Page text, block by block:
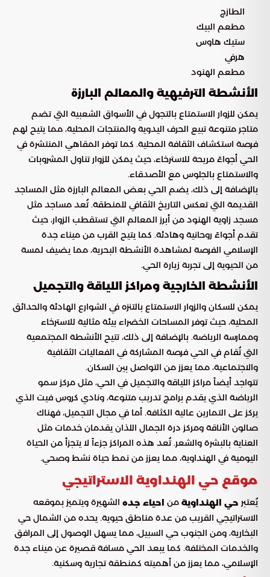
الطازج
مطعم البيك
ستيك هاوس
هرفي
مطعم الهنود
الأنشطة الترفيهية والمعالم البارزة
يمكن للزوار الاستمتاع بالتجول في الأسواق الشعبية التي تضم
متاجر متنوعة تبيع الحرف اليدوية والمنتجات المحلية، مما يتيح لهم
فرصة استكشاف الثقافة المحلية. كما توفر المقاهي المنتشرة في
الحي أجواءً مريحة للاسترخاء، حيث يمكن للزوار تناول المشروبات
والاستمتاع بالجلوس مع الأصدقاء.
بالإضافة إلى ذلك، يضم الحي بعض المعالم البارزة مثل المساجد
القديمة التي تعكس التاريخ الثقافي للمنطقة. تُعد مساجد مثل
مسجد زاوية الهنود من أبرز المعالم التي تستقطب الزوار، حيث
تقدم أجواءً روحانية وهادئة. كما يتيح القرب من ميناء جدة
الإسلامي الفرصة لمشاهدة الأنشطة البحرية، مما يضيف لمسة
من الحيوية إلى تجربة زيارة الحي.
الأنشطة الخارجية ومراكز اللياقة والتجميل
يمكن للسكان والزوار الاستمتاع بالتنزه في الشوارع الهادئة والحدائق
المحلية، حيث توفر المساحات الخضراء بيئة مثالية للاسترخاء
وممارسة الرياضة. بالإضافة إلى ذلك، تتيح الأنشطة المجتمعية
التي تُقام في الحي فرصة المشاركة في الفعاليات الثقافية
والاجتماعية، مما يعزز من التواصل بين السكان.
تتواجد أيضاً مراكز اللياقة والتجميل في الحي، مثل مركز سمو
الرياضة الذي يقدم برامج تدريب متنوعة، ونادي كروس فيت الذي
يركز على التمارين عالية الكثافة. أما في مجال التجميل، فهناك
صالون الأناقة ومركز درة الجمال اللذان يقدمان خدمات مثل
العناية بالبشرة والشعر. تُعد هذه المراكز جزءاً لا يتجزأ من الحياة
اليومية في الهنداوية، مما يعزز من نمط حياة نشط وصحي.
موقع حي الهنداوية الاستراتيجي
يُعتبر حي الهنداوية من احياء جده الشهيرة ويتميز بموقعه
الاستراتيجي القريب من عدة مناطق حيوية. يحده من الشمال حي
البخارية، ومن الجنوب حي السبيل، مما يسهل الوصول إلى المرافق
والخدمات المختلفة. كما يبعد الحي مسافة قصيرة عن ميناء جدة
الإسلامي، مما يعزز من أهميته كمنطقة تجارية وسكنية.